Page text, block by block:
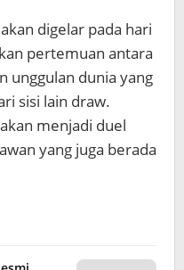
digelar pada hari
pertemuan antara
unggulan dunia yang
sisi lain draw.
menjadi duel
yang juga berada